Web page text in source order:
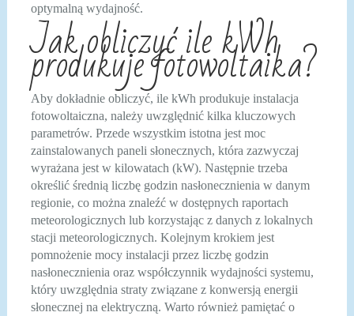
optymalną wydajność.
Jak obliczyć ile kWh
produkuje fotowoltaika?
Aby dokładnie obliczyć, ile kWh produkuje instalacja
fotowoltaiczna, należy uwzględnić kilka kluczowych
parametrów. Przede wszystkim istotna jest moc
zainstalowanych paneli słonecznych, która zazwyczaj
wyrażana jest w kilowatach (kW). Następnie trzeba
określić średnią liczbę godzin nasłonecznienia w danym
regionie, co można znaleźć w dostępnych raportach
meteorologicznych lub korzystając z danych z lokalnych
stacji meteorologicznych. Kolejnym krokiem jest
pomnożenie mocy instalacji przez liczbę godzin
nasłonecznienia oraz współczynnik wydajności systemu,
który uwzględnia straty związane z konwersją energii
słonecznej na elektryczną. Warto również pamiętać o